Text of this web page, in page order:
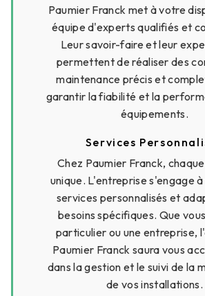
Paumier Franck met à votre
équipe d'experts qualifiés et
Leur savoir-faire et leur
permettent de réaliser des
maintenance précis et
garantir la fiabilité et la
équipements.
Services
Chez Paumier Franck,
unique. L'entreprise s'engage
services personnalisés et
besoins spécifiques. Que
particulier ou une entreprise,
Paumier Franck saura vous
dans la gestion et le suivi de la
de vos installations.